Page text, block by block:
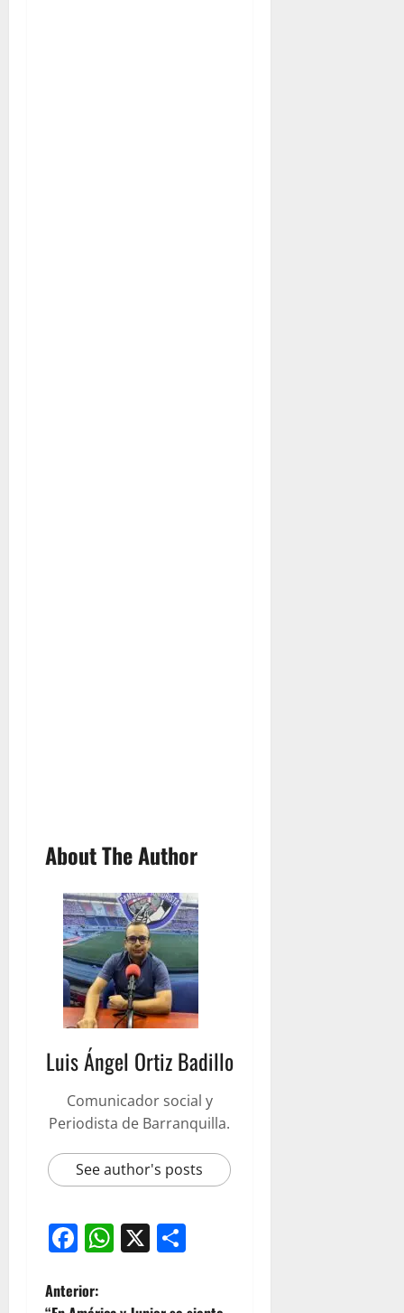
About The Author
Luis Ángel Ortiz Badillo
Comunicador social y
Periodista de Barranquilla.
See author's posts
Facebook
WhatsApp
X
Anterior: